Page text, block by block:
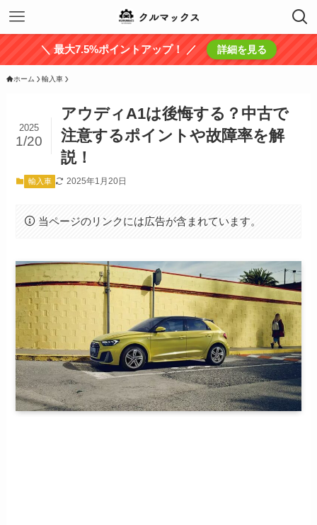
＼ 最大7.5%ポイントアップ！ ／ 詳細を見る
ホーム 輸入車
アウディA1は後悔する？中古で
注意するポイントや故障率を解
説！
2025
1/20
輸入車 2025年1月20日
当ページのリンクには広告が含まれています。